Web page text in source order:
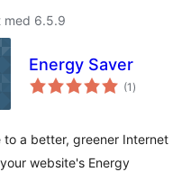
med 6.5.9
Energy Saver
(1 totale
)
to a better, greener Internet
website's Energy